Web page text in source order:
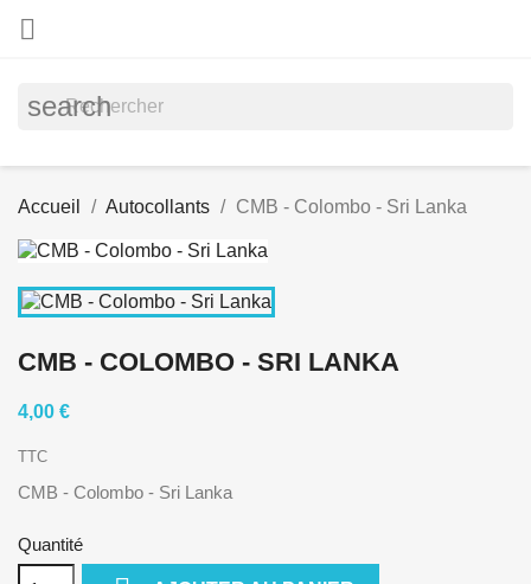

search
Accueil Autocollants CMB - Colombo - Sri Lanka
CMB - COLOMBO - SRI LANKA
4,00 €
TTC
CMB - Colombo - Sri Lanka
Quantité